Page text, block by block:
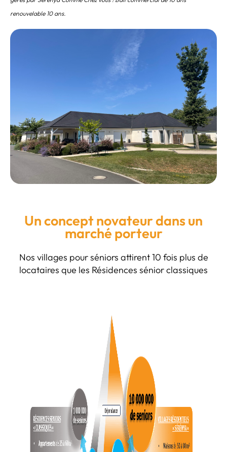
renouvelable 10 ans.
Un concept novateur dans un
marché porteur
Nos villages pour séniors attirent 10 fois plus de
locataires que les Résidences sénior classiques